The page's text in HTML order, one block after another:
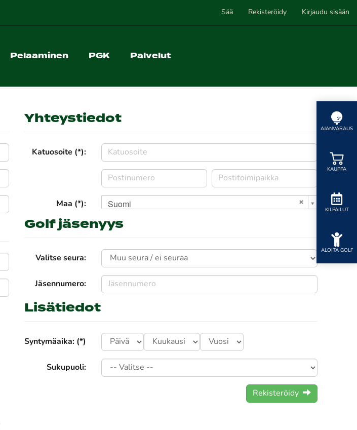
Sää Rekisteröidy Kirjaudu sisään
Pelaaminen PGK Palvelut
AJANVARAUS
KAUPPA
KILPAILUT
ALOITA GOLF
Yhteystiedot
Katuosoite (*):
Maa (*): Suomi
Golf jäsenyys
Valitse seura:
Jäsennumero:
Lisätiedot
Syntymäaika: (*)
Sukupuoli:
Rekisteröidy